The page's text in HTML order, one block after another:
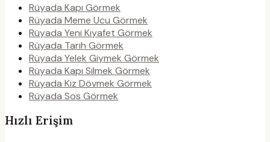
Rüyada Kapı Görmek
Rüyada Meme Ucu Görmek
Rüyada Yeni Kıyafet Görmek
Rüyada Tarih Görmek
Rüyada Yelek Giymek Görmek
Rüyada Kapı Silmek Görmek
Rüyada Kız Dövmek Görmek
Rüyada Sos Görmek
Hızlı Erişim